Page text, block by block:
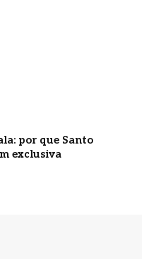
por que Santo
exclusiva